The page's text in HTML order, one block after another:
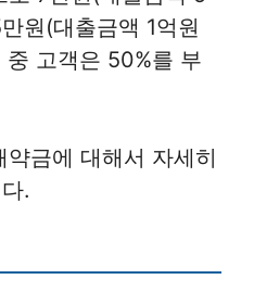
원(대출금액 1억원
고객은 50%를 부
금에 대해서 자세히
.